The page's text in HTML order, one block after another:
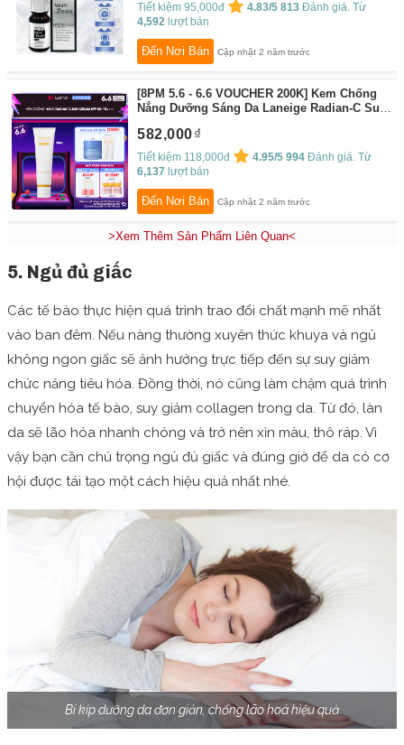
Tiết kiệm 95,000đ 4.83/5 813 Đánh giá. Từ
4,592 lượt bán
Đến Nơi Bán Cập nhật 2 năm trước
[8PM 5.6 - 6.6 VOUCHER 200K] Kem Chống
Nắng Dưỡng Sáng Da Laneige Radian-C Sun
Official Store
582,000
Tiết kiệm 118,000đ 4.95/5 994 Đánh giá. Từ
6,137 lượt bán
Đến Nơi Bán Cập nhật 2 năm trước
>Xem Thêm Sản Phẩm Liên Quan<
5. Ngủ đủ giấc
Các tế bào thực hiện quá trình trao đổi chất mạnh mẽ nhất
vào ban đêm. Nếu nàng thường xuyên thức khuya và ngủ
không ngon giấc sẽ ảnh hưởng trực tiếp đến sự suy giảm
chức năng tiêu hóa. Đồng thời, nó cũng làm chậm quá trình
chuyển hóa tế bào, suy giảm collagen trong da. Từ đó, làn
da sẽ lão hóa nhanh chóng và trở nên xỉn màu, thô ráp. Vì
vậy bạn cần chú trọng ngủ đủ giấc và đúng giờ để da có cơ
hội được tái tạo một cách hiệu quả nhất nhé.
Bí kíp dưỡng da đơn giản, chống lão hoá hiệu quả